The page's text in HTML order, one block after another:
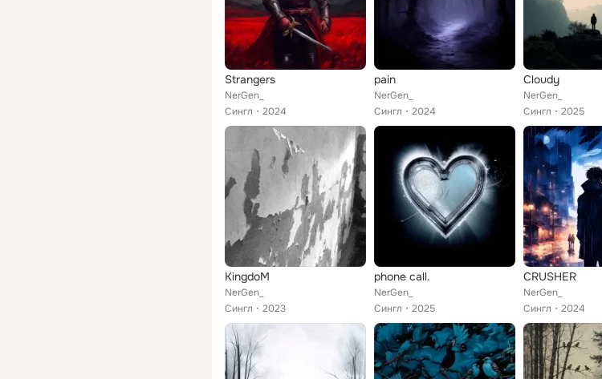
Strangers
NerGen_
Сингл
2024
pain
NerGen_
Сингл
2024
Cloudy
NerGen_
Сингл
2025
KingdoM
NerGen_
Сингл
2023
phone call.
NerGen_
Сингл
2025
CRUSHER
NerGen_
Сингл
2024